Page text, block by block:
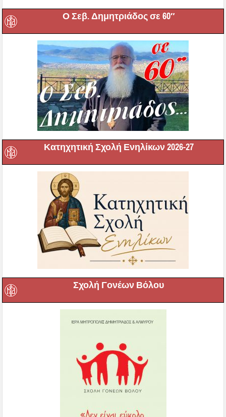
Ο Σεβ. Δημητριάδος σε 60″
Κατηχητική Σχολή Ενηλίκων 2026-27
Σχολή Γονέων Βόλου